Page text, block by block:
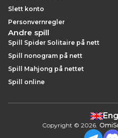
Slett konto
Personvernregler
Andre spill
Spill Spider Solitaire på nett
Spill nonogram på nett
Spill Mahjong på nettet
Spill online
Copyright © 2026.